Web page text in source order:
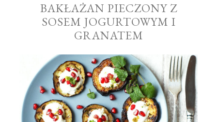
BAKŁAŻAN PIECZONY Z
SOSEM JOGURTOWYM I
GRANATEM